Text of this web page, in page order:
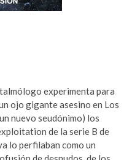
experimenta para
ojo gigante asesino en Los
nuevo seudónimo) los
de la serie B de
lo perfilaban como un